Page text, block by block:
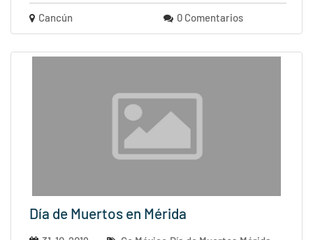
Cancún 0 Comentarios
Día de Muertos en Mérida